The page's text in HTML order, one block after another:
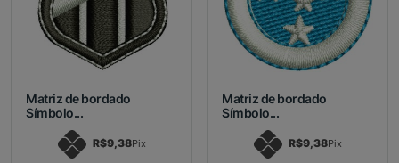
Matriz de bordado
Símbolo...
R$9,38Pix
Matriz de bordado
Símbolo...
R$9,38Pix